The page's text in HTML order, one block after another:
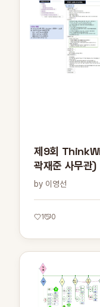
제9회
곽재준 사무관)
by 이영선
1 0